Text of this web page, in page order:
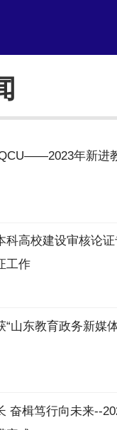
年新进
科高校建设审核论
工作
“山东教育政务新媒
奋楫笃行向未来--